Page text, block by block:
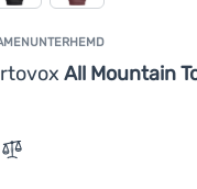
Tights W'
All Mountain
Zum Vergleich